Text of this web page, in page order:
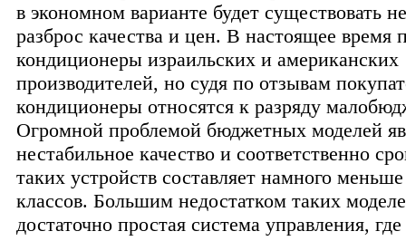
в экономном варианте будет существовать
разброс качества и цен. В настоящее время
кондиционеры израильских и американских
производителей, но судя по отзывам
кондиционеры относятся к разряду
Огромной проблемой бюджетных моделей
нестабильное качество и соответственно
таких устройств составляет намного
классов. Большим недостатком таких
достаточно простая система управления, где